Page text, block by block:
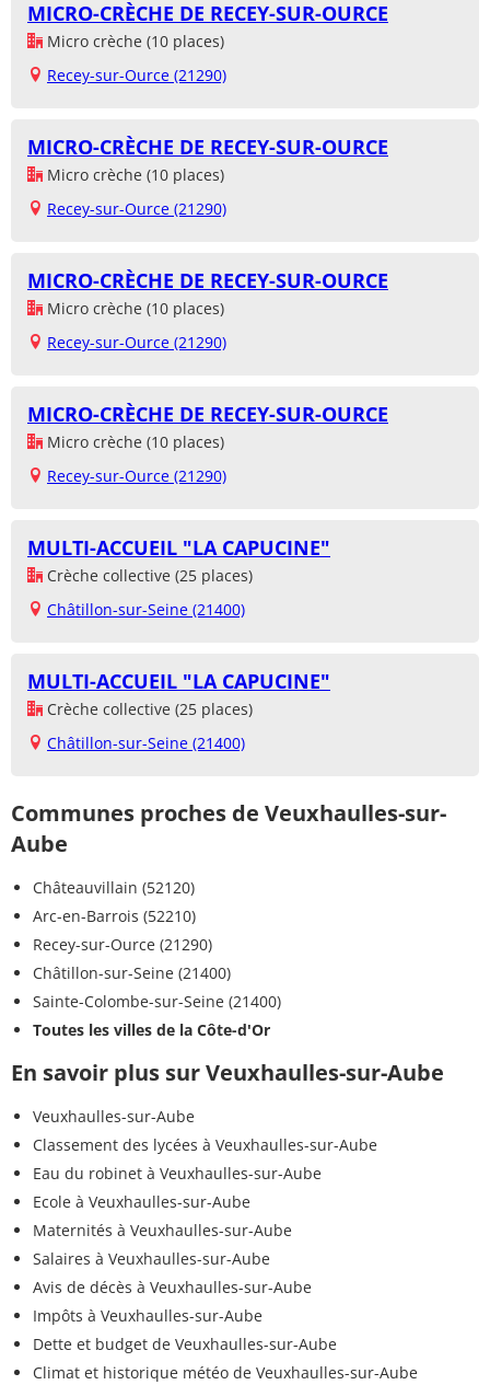
MICRO-CRÈCHE DE RECEY-SUR-OURCE
Micro crèche (10 places)
Recey-sur-Ource (21290)
MICRO-CRÈCHE DE RECEY-SUR-OURCE
Micro crèche (10 places)
Recey-sur-Ource (21290)
MICRO-CRÈCHE DE RECEY-SUR-OURCE
Micro crèche (10 places)
Recey-sur-Ource (21290)
MICRO-CRÈCHE DE RECEY-SUR-OURCE
Micro crèche (10 places)
Recey-sur-Ource (21290)
MULTI-ACCUEIL "LA CAPUCINE"
Crèche collective (25 places)
Châtillon-sur-Seine (21400)
MULTI-ACCUEIL "LA CAPUCINE"
Crèche collective (25 places)
Châtillon-sur-Seine (21400)
Communes proches de Veuxhaulles-sur-
Aube
Châteauvillain (52120)
Arc-en-Barrois (52210)
Recey-sur-Ource (21290)
Châtillon-sur-Seine (21400)
Sainte-Colombe-sur-Seine (21400)
Toutes les villes de la Côte-d'Or
En savoir plus sur Veuxhaulles-sur-Aube
Veuxhaulles-sur-Aube
Classement des lycées à Veuxhaulles-sur-Aube
Eau du robinet à Veuxhaulles-sur-Aube
Ecole à Veuxhaulles-sur-Aube
Maternités à Veuxhaulles-sur-Aube
Salaires à Veuxhaulles-sur-Aube
Avis de décès à Veuxhaulles-sur-Aube
Impôts à Veuxhaulles-sur-Aube
Dette et budget de Veuxhaulles-sur-Aube
Climat et historique météo de Veuxhaulles-sur-Aube